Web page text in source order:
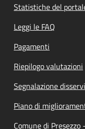
Statistiche del
Leggi le FAQ
Pagamenti
Riepilogo valutazioni
Segnalazione
Piano di
Comune di